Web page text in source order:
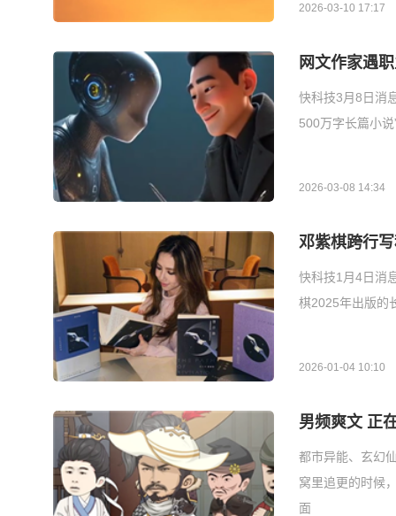
2026-03-10 17:17
网文作家遇
快科技3月8日消
500万字长篇小
2026-03-08 14:34
邓紫棋跨行
快科技1月4日消
棋2025年出版的
2026-01-04 10:10
男频爽文 正
都市异能、玄幻
窝里追更的时候
面